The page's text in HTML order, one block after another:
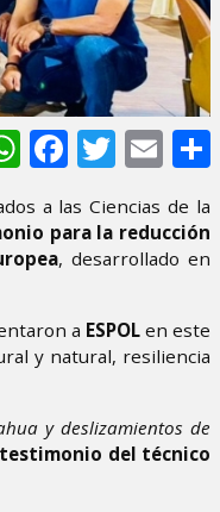
WhatsApp
Facebook
Twitter
a las Ciencias de la
para la reducción
, desarrollado en
a ESPOLen este
y natural, resiliencia
y deslizamientos de
del técnico